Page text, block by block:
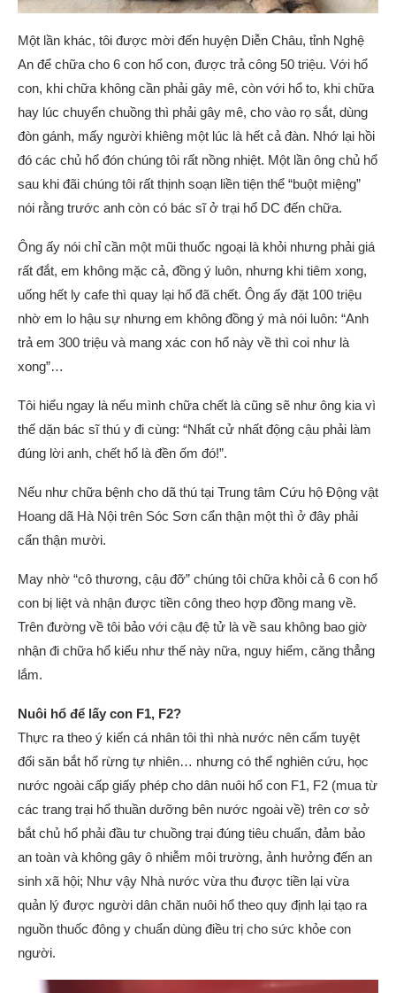
Một lần khác, tôi được mời đến huyện Diễn Châu, tỉnh Nghệ
An để chữa cho 6 con hổ con, được trả công 50 triệu. Với hổ
con, khi chữa không cần phải gây mê, còn với hổ to, khi chữa
hay lúc chuyển chuồng thì phải gây mê, cho vào rọ sắt, dùng
đòn gánh, mấy người khiêng một lúc là hết cả đàn. Nhớ lại hồi
đó các chủ hổ đón chúng tôi rất nồng nhiệt. Một lần ông chủ hổ
sau khi đãi chúng tôi rất thịnh soạn liền tiện thể “buột miệng”
nói rằng trước anh còn có bác sĩ ở trại hổ DC đến chữa.
Ông ấy nói chỉ cần một mũi thuốc ngoại là khỏi nhưng phải giá
rất đắt, em không mặc cả, đồng ý luôn, nhưng khi tiêm xong,
uống hết ly cafe thì quay lại hổ đã chết. Ông ấy đặt 100 triệu
nhờ em lo hậu sự nhưng em không đồng ý mà nói luôn: “Anh
trả em 300 triệu và mang xác con hổ này về thì coi như là
xong”…
Tôi hiểu ngay là nếu mình chữa chết là cũng sẽ như ông kia vì
thế dặn bác sĩ thú y đi cùng: “Nhất cử nhất động cậu phải làm
đúng lời anh, chết hổ là đền ốm đó!”.
Nếu như chữa bệnh cho dã thú tại Trung tâm Cứu hộ Động vật
Hoang dã Hà Nội trên Sóc Sơn cẩn thận một thì ở đây phải
cẩn thận mười.
May nhờ “cô thương, cậu đỡ” chúng tôi chữa khỏi cả 6 con hổ
con bị liệt và nhận được tiền công theo hợp đồng mang về.
Trên đường về tôi bảo với cậu đệ tử là về sau không bao giờ
nhận đi chữa hổ kiểu như thế này nữa, nguy hiểm, căng thẳng
lắm.
Nuôi hổ để lấy con F1, F2?
Thực ra theo ý kiến cá nhân tôi thì nhà nước nên cấm tuyệt
đối săn bắt hổ rừng tự nhiên… nhưng có thể nghiên cứu, học
nước ngoài cấp giấy phép cho dân nuôi hổ con F1, F2 (mua từ
các trang trại hổ thuần dưỡng bên nước ngoài về) trên cơ sở
bắt chủ hổ phải đầu tư chuồng trại đúng tiêu chuẩn, đảm bảo
an toàn và không gây ô nhiễm môi trường, ảnh hưởng đến an
sinh xã hội; Như vậy Nhà nước vừa thu được tiền lại vừa
quản lý được người dân chăn nuôi hổ theo quy định lại tạo ra
nguồn thuốc đông y chuẩn dùng điều trị cho sức khỏe con
người.